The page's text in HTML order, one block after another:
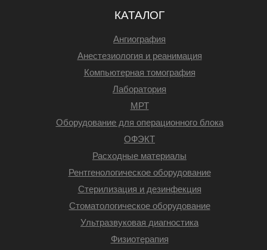
КАТАЛОГ
Ангиография
Анестезиология и реанимация
Компьютерная томография
Лаборатория
МРТ
Оборудование для операционного блока
ОФЭКТ
Расходные материалы
Рентгенологическое оборудование
Стерилизация и дезинфекция
Стоматологическое оборудование
Ультразвуковая диагностика
Физиотерапия